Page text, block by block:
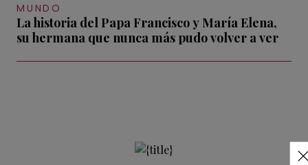
MUNDO
La historia del Papa Francisco y María Elena,
su hermana que nunca más pudo volver a ver